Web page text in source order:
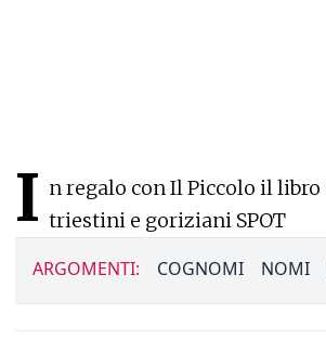
I n regalo con Il Piccolo il
triestini e goriziani SPOT
ARGOMENTI: COGNOMI NOMI